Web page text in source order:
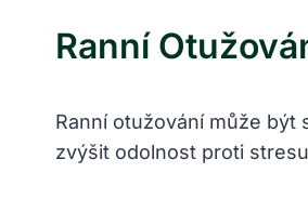
Ranní
Ranní otužování může být
zvýšit odolnost proti